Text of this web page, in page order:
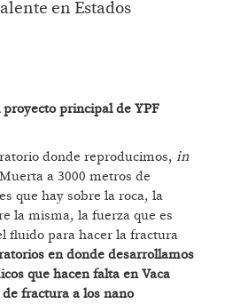
en Estados
principal de YPF
donde reproducimos, in
a 3000 metros de
que hay sobre la roca, la
la misma, la fuerza que es
fluido para hacer la fractura
en donde desarrollamos
que hacen falta en Vaca
fractura a los nano